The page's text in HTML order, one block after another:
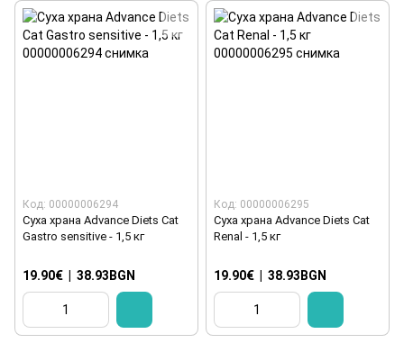
Код: 00000006294
Суха храна Advance Diets Cat
Gastro sensitive - 1,5 кг
19.90€ 38.93BGN
Код: 00000006295
Суха храна Advance Diets Cat
Renal - 1,5 кг
19.90€ 38.93BGN